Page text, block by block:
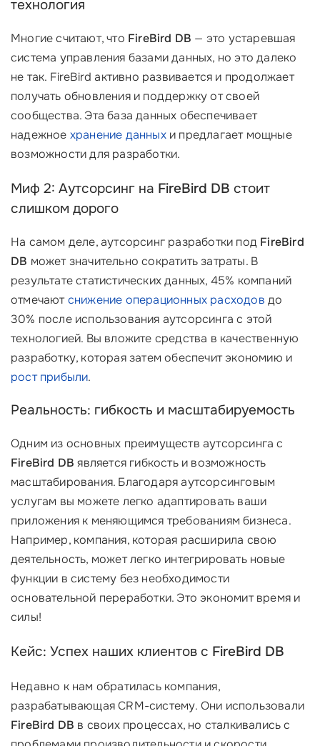
технология
Многие считают, что FireBird DB — это устаревшая
система управления базами данных, но это далеко
не так. FireBird активно развивается и продолжает
получать обновления и поддержку от своей
сообщества. Эта база данных обеспечивает
надежное хранение данныхи предлагает мощные
возможности для разработки.
Миф 2: Аутсорсинг на FireBird DB стоит
слишком дорого
На самом деле, аутсорсинг разработки под FireBird
DB может значительно сократить затраты. В
результате статистических данных, 45% компаний
отмечаютснижение операционных расходов до
30% после использования аутсорсинга с этой
технологией. Вы вложите средства в качественную
разработку, которая затем обеспечит экономию и
рост прибыли.
Реальность: гибкость и масштабируемость
Одним из основных преимуществ аутсорсинга с
FireBird DB является гибкость и возможность
масштабирования. Благодаря аутсорсинговым
услугам вы можете легко адаптировать ваши
приложения к меняющимся требованиям бизнеса.
Например, компания, которая расширила свою
деятельность, может легко интегрировать новые
функции в систему без необходимости
основательной переработки. Это экономит время и
силы!
Кейс: Успех наших клиентов с FireBird DB
Недавно к нам обратилась компания,
разрабатывающая CRM-систему. Они использовали
FireBird DB в своих процессах, но сталкивались с